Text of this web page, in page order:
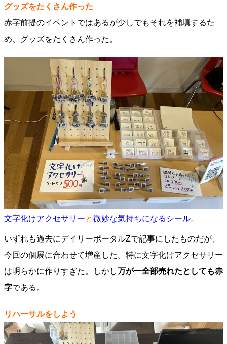
グッズをたくさん作った
赤字前提のイベントではあるが少しでもそれを補填するた
め、グッズをたくさん作った。
文字化けアクセサリーと微妙な気持ちになるシール。
いずれも過去にデイリーポータルZで記事にしたものだが、
今回の個展に合わせて増産した。特に文字化けアクセサリー
は明らかに作りすぎた。しかし万が一全部売れたとしても赤
字である。
リハーサルをしよう